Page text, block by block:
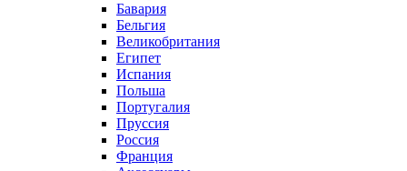
Бавария
Бельгия
Великобритания
Египет
Испания
Польша
Португалия
Пруссия
Россия
Франция